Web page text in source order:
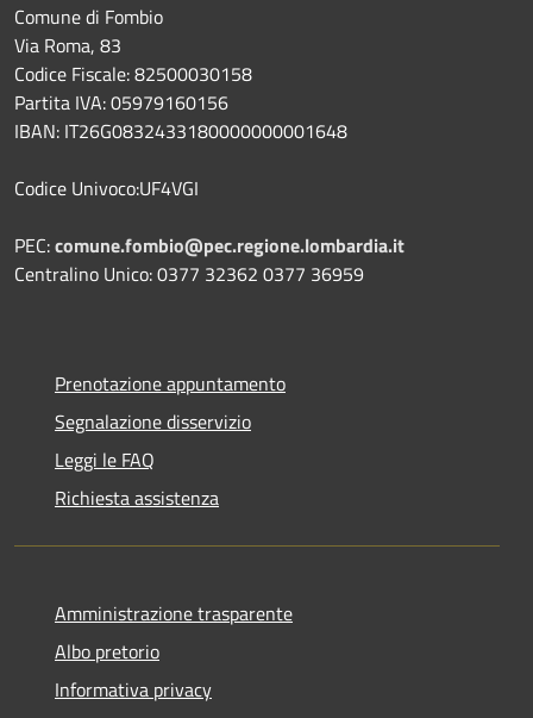
Comune di Fombio
Via Roma, 83
Codice Fiscale: 82500030158
Partita IVA: 05979160156
IBAN: IT26G0832433180000000001648
Codice Univoco:UF4VGI
PEC:comune.fombio@pec.regione.lombardia.it
Centralino Unico: 0377 32362 0377 36959
Prenotazione appuntamento
Segnalazione disservizio
Leggi le FAQ
Richiesta assistenza
Amministrazione trasparente
Albo pretorio
Informativa privacy